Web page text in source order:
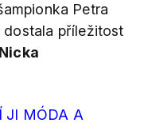
Petra
příležitost
Nicka
JI MÓDA A